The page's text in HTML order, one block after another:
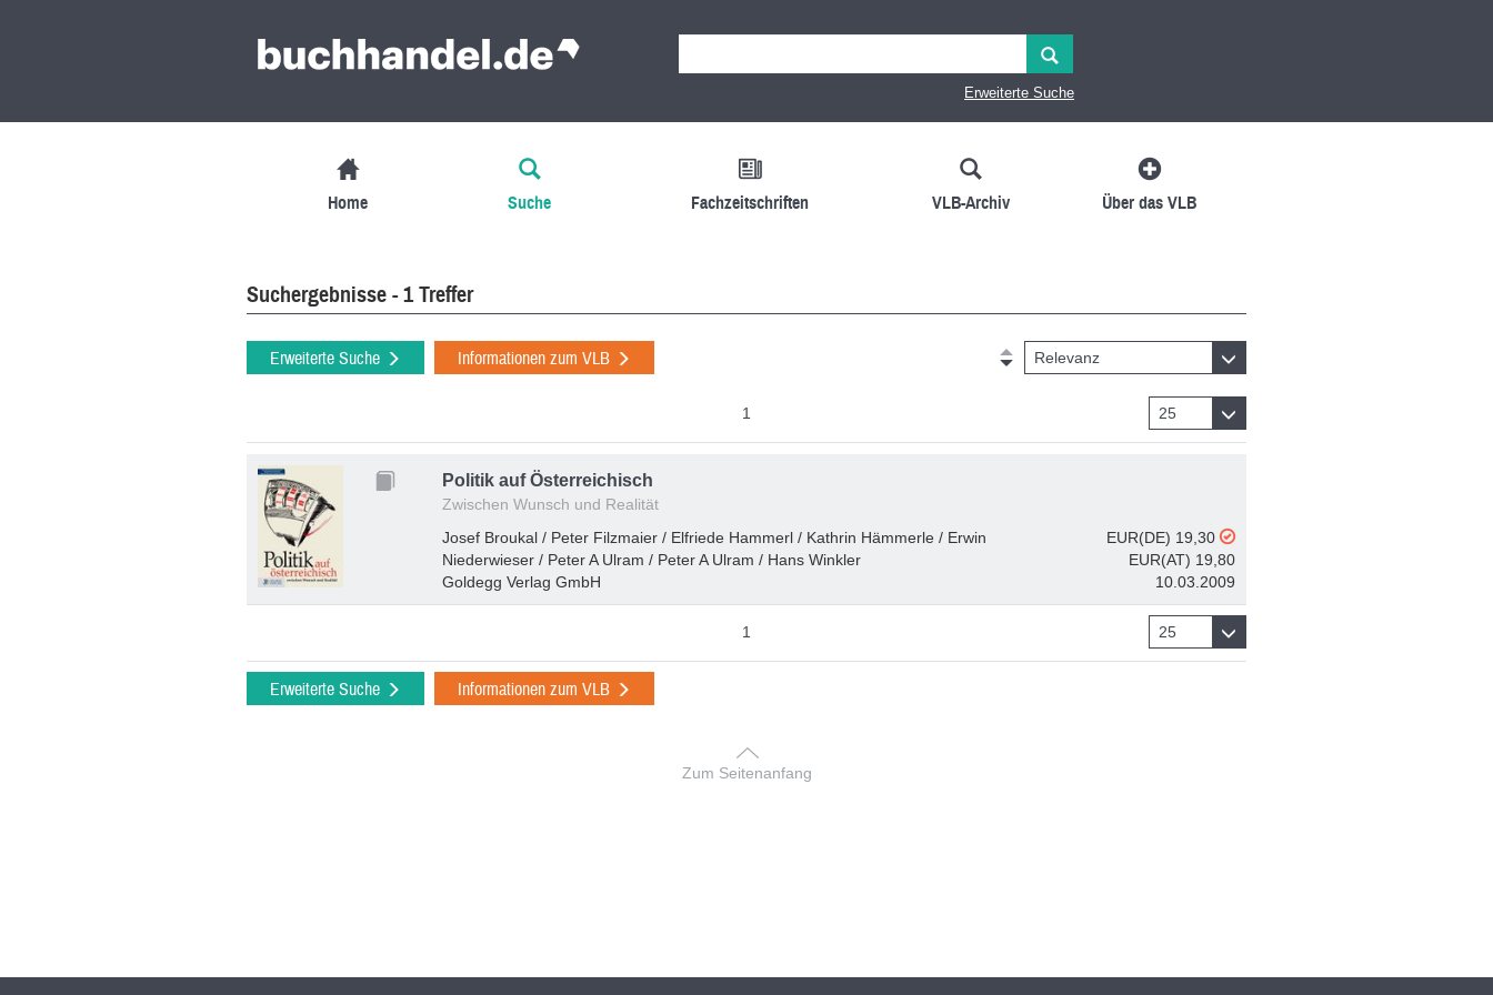
Erweiterte Suche
Home Suche Fachzeitschriften VLB-Archiv Über das VLB
Suchergebnisse - 1 Treffer
Erweiterte Suche Informationen zum VLB Relevanz
1 25
Politik auf Österreichisch
Zwischen Wunsch und Realität
Josef Broukal / Peter Filzmaier / Elfriede Hammerl / Kathrin Hämmerle / Erwin
Niederwieser / Peter A Ulram / Peter A Ulram / Hans Winkler
Goldegg Verlag GmbH
EUR(DE) 19,30
EUR(AT) 19,80
10.03.2009
1 25
Erweiterte Suche Informationen zum VLB
Zum Seitenanfang